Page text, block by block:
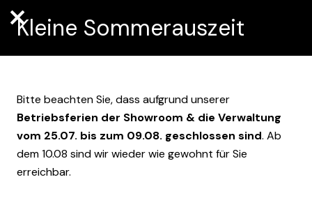
Kleine Sommerauszeit
Bitte beachten Sie, dass aufgrund unserer
Betriebsferien der Showroom & die Verwaltung
vom 25.07. bis zum 09.08. geschlossen sind. Ab
dem 10.08 sind wir wieder wie gewohnt für Sie
erreichbar.